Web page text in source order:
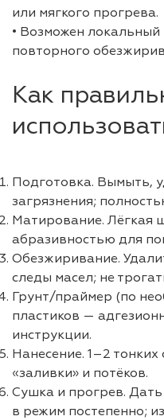
или мягкого прогрева.
• Возможен
повторного
Как
Подготовка. Вымыть,
загрязнения;
Матирование. Лёгкая
абразивностью для
Обезжиривание.
следы масел; не
Грунт/праймер (по
пластиков —
инструкции.
Нанесение. 1–2 тонких
«заливки» и потёков.
Сушка и прогрев.
в режим постепенно;